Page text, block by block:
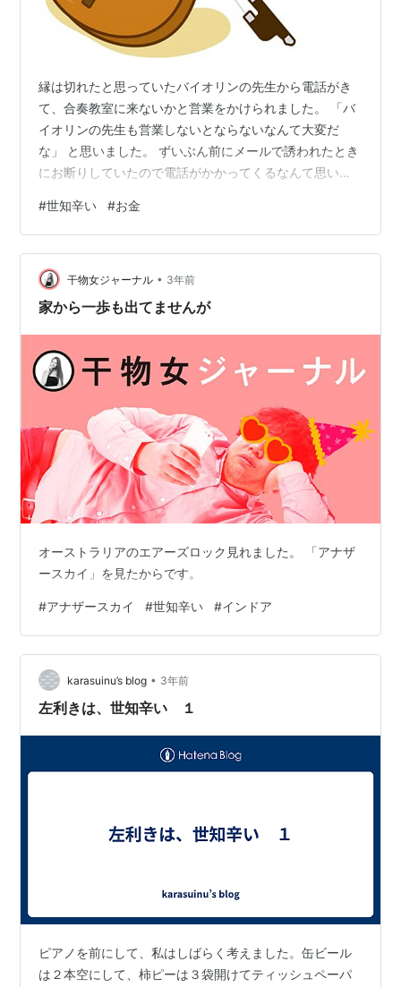
縁は切れたと思っていたバイオリンの先生から電話がき
て、合奏教室に来ないかと営業をかけられました。 「バ
イオリンの先生も営業しないとならないなんて大変だ
な」 と思いました。 ずいぶん前にメールで誘われたとき
にお断りしていたので電話がかかってくるなんて思いま
ため、教室は平日の午前中しか開いていません。 だか
ら、生徒は老人か私のように早期退職した人に限定され
ます。 私は合奏に興味があったわけではなく、孤独の解
消を目的に通っていたのですが、老人たちが休憩時間に
一番盛り上がる話題が【病気の話し】だったので２年く
#世知辛い #お金
干物女ジャーナル • 3年前
家から一歩も出てませんが
オーストラリアのエアーズロック見れました。 「アナザ
ースカイ」を見たからです。
#アナザースカイ #世知辛い #インドア
karasuinu’s blog • 3年前
左利きは、世知辛い １
ピアノを前にして、私はしばらく考えました。缶ビール
は２本空にして、柿ピーは３袋開けてティッシュペーパ